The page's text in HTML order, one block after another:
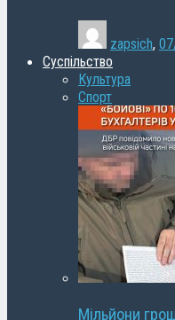
zapsich,
Суспільство
Культура
Спорт
Мільйони